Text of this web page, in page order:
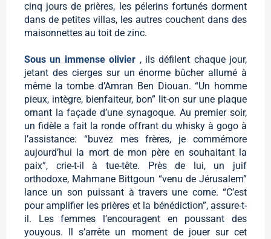
cinq jours de prières, les pélerins fortunés dorment
dans de petites villas, les autres couchent dans des
maisonnettes au toit de zinc.
Sous un immense olivier , ils défilent chaque jour,
jetant des cierges sur un énorme bûcher allumé à
même la tombe d’Amran Ben Diouan. “Un homme
pieux, intègre, bienfaiteur, bon” lit-on sur une plaque
ornant la façade d’une synagoque. Au premier soir,
un fidèle a fait la ronde offrant du whisky à gogo à
l’assistance: “buvez mes frères, je commémore
aujourd’hui la mort de mon père en souhaitant la
paix”, crie-t-il à tue-tête. Près de lui, un juif
orthodoxe, Mahmane Bittgoun “venu de Jérusalem”
lance un son puissant à travers une corne. “C’est
pour amplifier les prières et la bénédiction”, assure-t-
il. Les femmes l’encouragent en poussant des
youyous. Il s’arrête un moment de jouer sur cet